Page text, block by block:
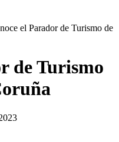
el Parador de Turismo de
de Turismo